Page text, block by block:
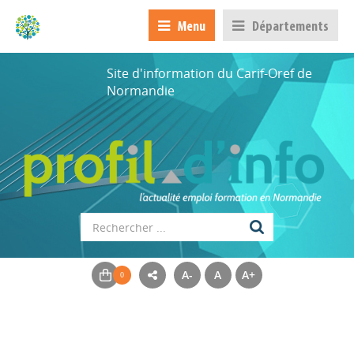
Menu Départements
Site d'information du Carif-Oref de
Normandie
A- A A+